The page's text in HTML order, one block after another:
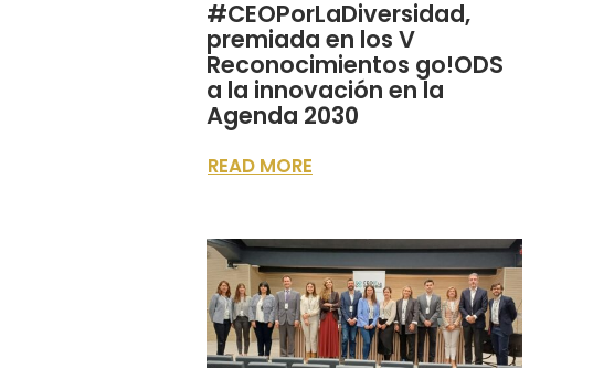
#CEOPorLaDiversidad,
premiada en los V
Reconocimientos go!ODS
a la innovación en la
Agenda 2030
READ MORE